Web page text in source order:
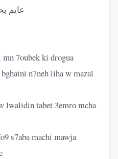
عايم
7oubek ki drogua
n7neh liha w mazal
lwalidin tabet 3emro mcha
s7aba machi mawja